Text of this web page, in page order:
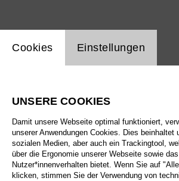
Einstellung Website Cookie
Cookies Einstellungen
UNSERE COOKIES
Damit unsere Webseite optimal funktioniert,
unserer Anwendungen Cookies. Dies beinhaltet
sozialen Medien, aber auch ein Trackingtool,
über die Ergonomie unserer Webseite sowie das
Nutzer*innenverhalten bietet. Wenn Sie auf
klicken, stimmen Sie der Verwendung von